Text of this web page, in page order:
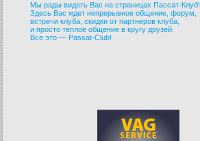
Мы рады видеть Вас на страницах Пассат-Клуб!
Здесь Вас ждет непрерывное общение, форум,
встречи клуба, скидки от партнеров клуба,
и просто теплое общение в кругу друзей.
Все это — Passat-Club!